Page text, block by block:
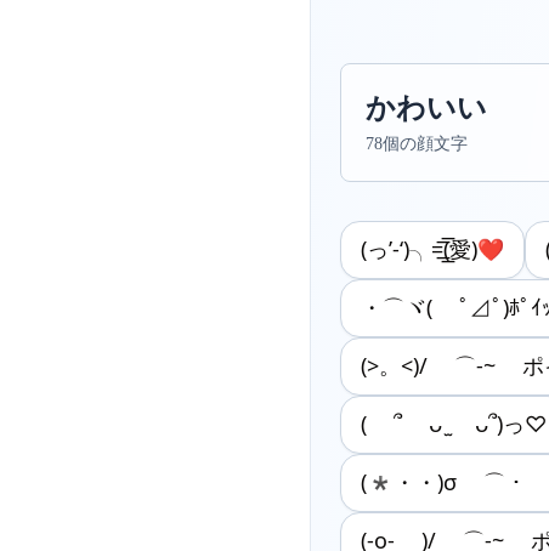
かわいい
78個の顔文字
(っ’-‘)╮=͟͟͞͞(愛)❤︎
・⌒ヾ( ﾟ⊿ﾟ)ﾎﾟｲ
(>。<)/ ⌒-~ ポ
( ՞ ᴗ ̫ ᴗ՞)っ♡
(*・・)σ ⌒・
(-o- )/ ⌒-~ ポ